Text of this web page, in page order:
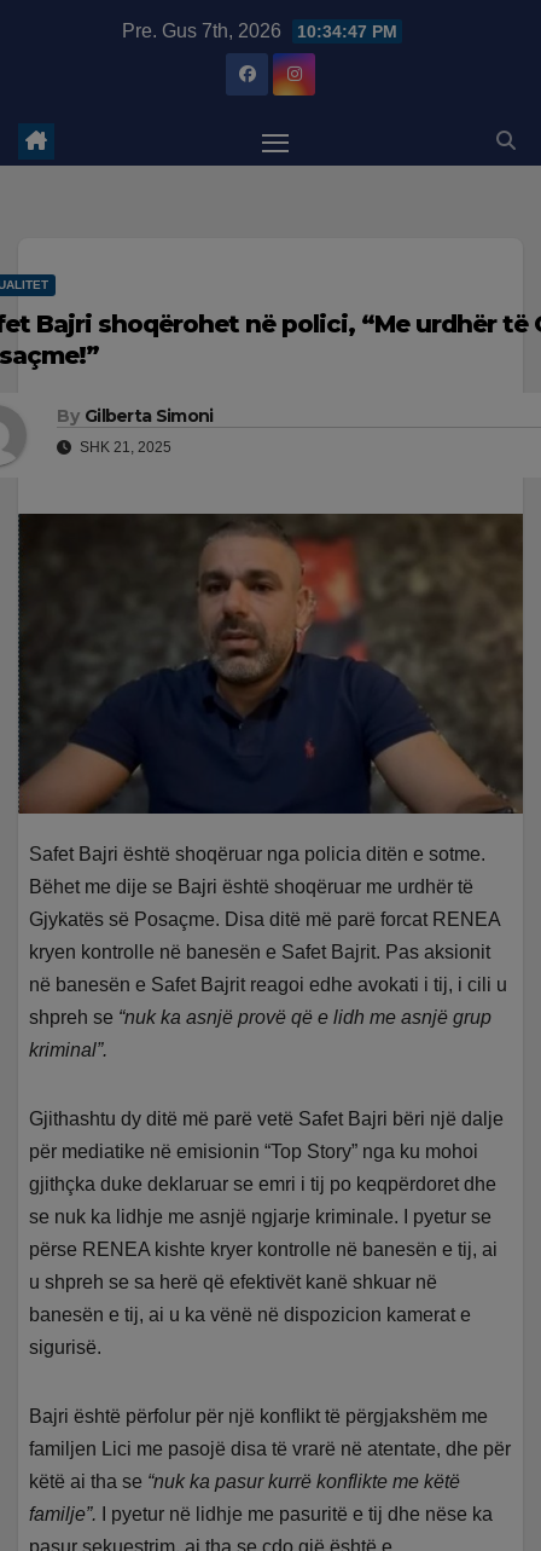
Pre. Gus 7th, 2026 10:34:48 PM
Bajri shoqërohet në polici, “Me urdhër të
By Gilberta Simoni
SHK 21, 2025
Safet Bajri është shoqëruar nga policia ditën e sotme.
Bëhet me dije se Bajri është shoqëruar me urdhër të
Gjykatës së Posaçme. Disa ditë më parë forcat RENEA
kryen kontrolle në banesën e Safet Bajrit. Pas aksionit
në banesën e Safet Bajrit reagoi edhe avokati i tij, i cili u
shpreh se “nuk ka asnjë provë që e lidh me asnjë grup
kriminal”.
Gjithashtu dy ditë më parë vetë Safet Bajri bëri një dalje
për mediatike në emisionin “Top Story” nga ku mohoi
gjithçka duke deklaruar se emri i tij po keqpërdoret dhe
se nuk ka lidhje me asnjë ngjarje kriminale. I pyetur se
përse RENEA kishte kryer kontrolle në banesën e tij, ai
u shpreh se sa herë që efektivët kanë shkuar në
banesën e tij, ai u ka vënë në dispozicion kamerat e
sigurisë.
Bajri është përfolur për një konflikt të përgjakshëm me
familjen Lici me pasojë disa të vrarë në atentate, dhe për
këtë ai tha se “nuk ka pasur kurrë konflikte me këtë
familje”.
I pyetur në lidhje me pasuritë e tij dhe nëse ka
pasur sekuestrim, ai tha se çdo gjë është e